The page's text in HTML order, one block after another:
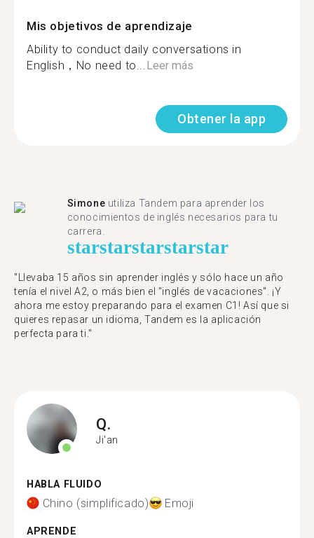
Mis objetivos de aprendizaje
Ability to conduct daily conversations in
English，No need to...Leer más
Obtener la app
Simone utiliza Tandem para aprender los
conocimientos de inglés necesarios para tu
carrera.
starstarstarstarstar
"Llevaba 15 años sin aprender inglés y sólo hace un año
tenía el nivel A2, o más bien el "inglés de vacaciones". ¡Y
ahora me estoy preparando para el examen C1! Así que si
quieres repasar un idioma, Tandem es la aplicación
perfecta para ti."
Q.
Ji'an
HABLA FLUIDO
Chino (simplificado) Emoji
APRENDE